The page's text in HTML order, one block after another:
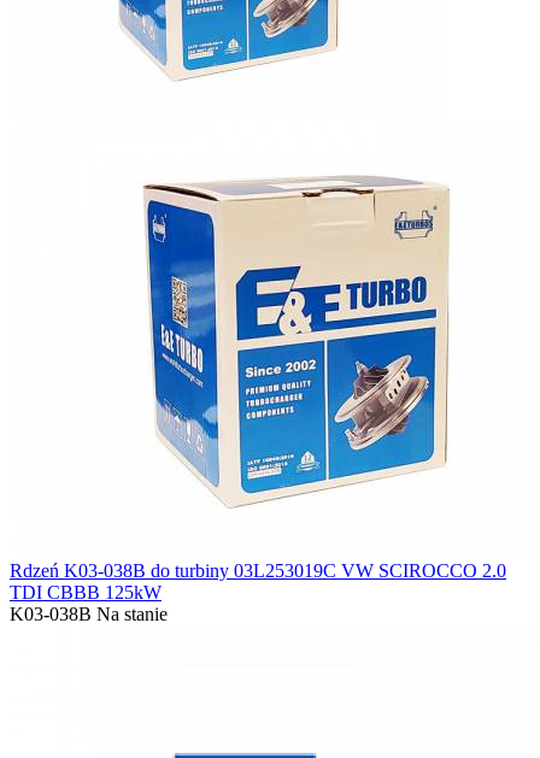
Rdzeń K03-038B do turbiny 03L253019C VW SCIROCCO 2.0
TDI CBBB 125kW
K03-038B Na stanie